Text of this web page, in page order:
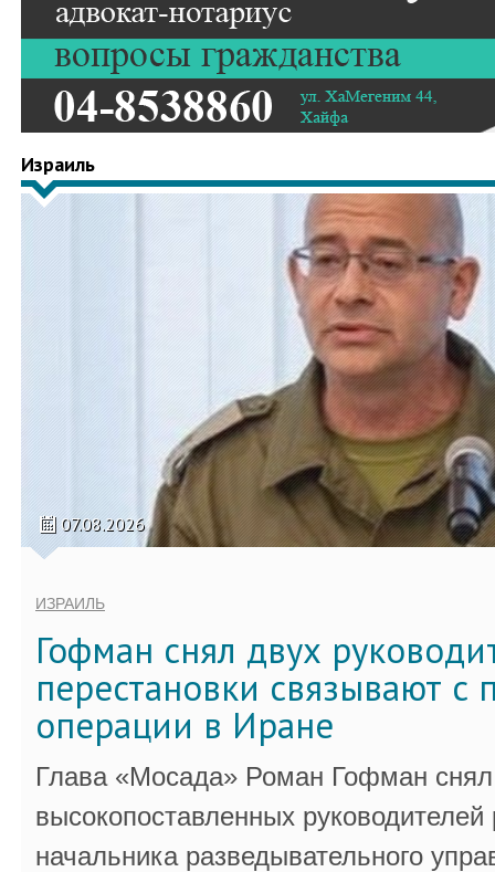
Израиль
07.08.2026
ИЗРАИЛЬ
Гофман снял двух
перестановки связывают с
операции в Иране
Глава «Мосада» Роман Гофман снял
высокопоставленных
начальника разведывательного